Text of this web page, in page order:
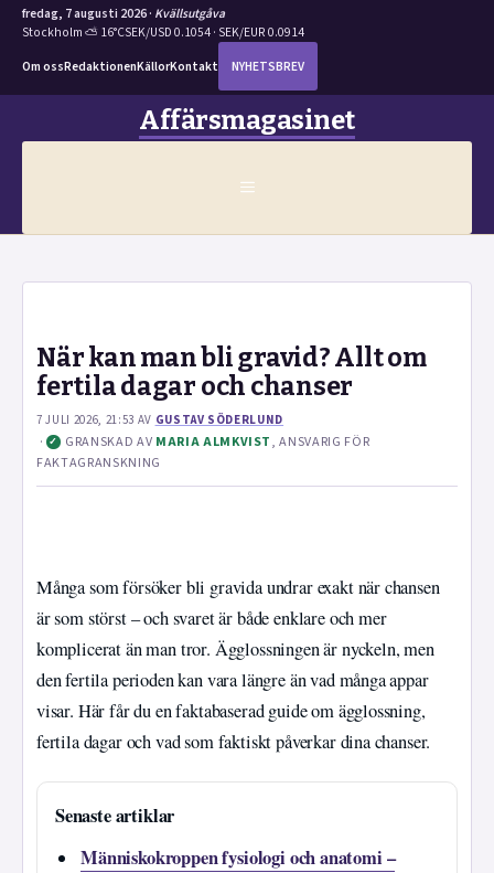
fredag, 7 augusti 2026 · Kvällsutgåva
Stockholm ⛅ 16°CSEK/USD 0.1054 · SEK/EUR 0.0914
Om ossRedaktionenKällorKontakt NYHETSBREV
Affärsmagasinet
MENY
När kan man bli gravid? Allt om
fertila dagar och chanser
7 JULI 2026, 21:53 AV GUSTAV SÖDERLUND
· ✓ GRANSKAD AV MARIA ALMKVIST, ANSVARIG FÖR
FAKTAGRANSKNING
Många som försöker bli gravida undrar exakt när chansen
är som störst – och svaret är både enklare och mer
komplicerat än man tror. Ägglossningen är nyckeln, men
den fertila perioden kan vara längre än vad många appar
visar. Här får du en faktabaserad guide om ägglossning,
fertila dagar och vad som faktiskt påverkar dina chanser.
Senaste artiklar
Människokroppen fysiologi och anatomi –